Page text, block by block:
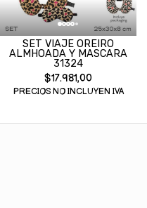
SET VIAJE OREIRO
ALMHOADA Y MASCARA
31324
$17.981,00
PRECIOS NO INCLUYEN IVA